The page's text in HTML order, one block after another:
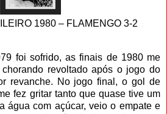
1980 – FLAMENGO 3-2
foi sofrido, as finais de 1980 me
revoltado após o jogo do
revanche. No jogo final, o gol de
fez gritar tanto que quase tive um
água com açúcar, veio o empate e